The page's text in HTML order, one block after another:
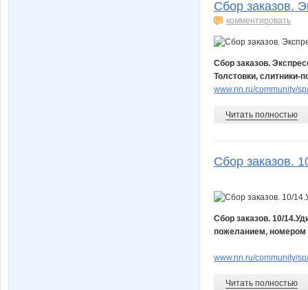
Сбор заказов.
комментировать
Сбор заказов.
Толстовки,
www.nn.ru/community/
Читать полностью
Сбор заказов.
Сбор заказов. 10/
пожеланием, номером
www.nn.ru/community/
Читать полностью